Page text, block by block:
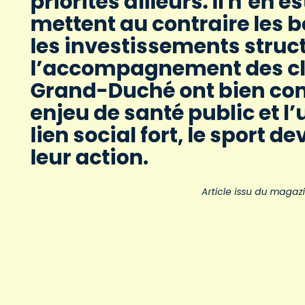
mettent au contraire les
les investissements
l’accompagnement des
Grand-Duché ont bien
enjeu de santé public et
lien social fort, le sport
leur action.
Article issu du